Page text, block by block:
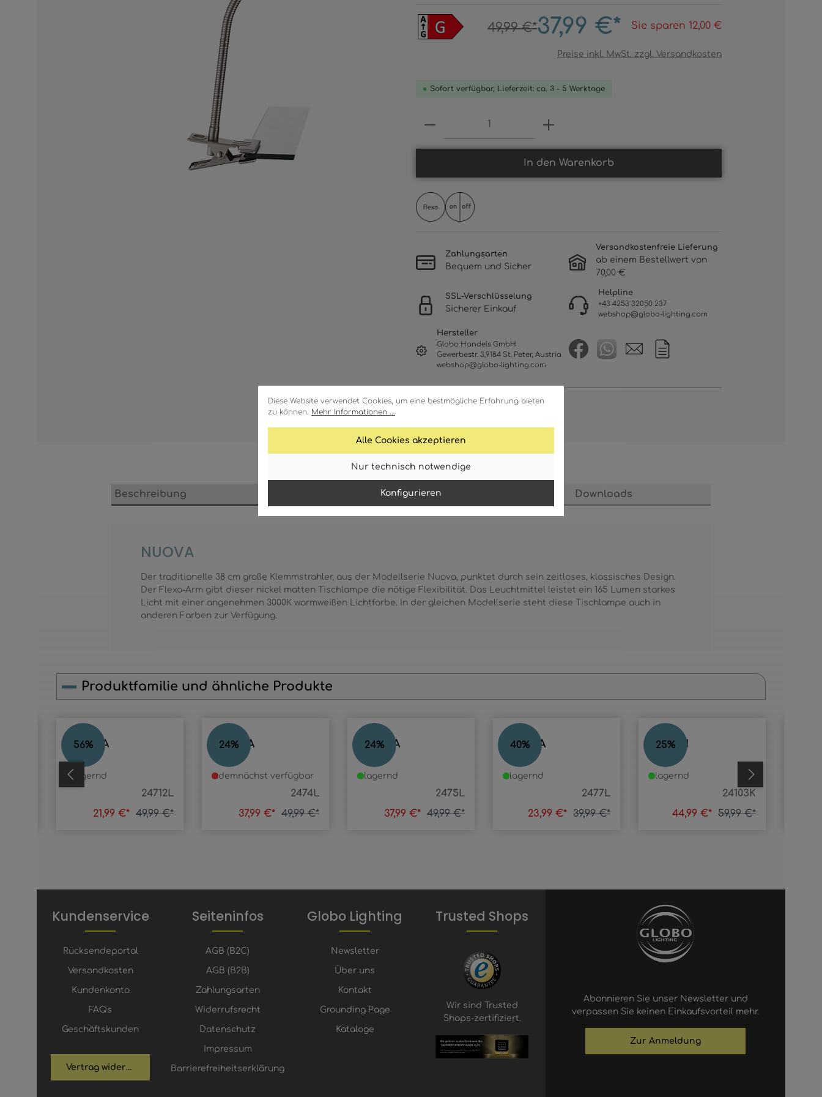
Diese Website verwendet Cookies, um eine bestmögliche Erfahrung bieten
zu können. Mehr Informationen ...
Alle Cookies akzeptieren
Nur technisch notwendige
Konfigurieren
49,99 €*37,99 €* Sie sparen 12,00 €
Preise inkl. MwSt. zzgl. Versandkosten
Sofort verfügbar, Lieferzeit: ca. 3 - 5 Werktage
Produkt Anzahl: Gib den gewünschten Wert ein
In den Warenkorb
Zahlungsarten
Bequem und Sicher
Versandkostenfreie Lieferung
ab einem Bestellwert von
70,00 €
SSL-Verschlüsselung
Sicherer Einkauf
Helpline
+43 4253 32050 237
webshop@globo-lighting.com
Hersteller
Globo Handels GmbH
Gewerbestr. 3,9184 St. Peter, Austria
webshop@globo-lighting.com
Beschreibung Technische Daten Downloads
NUOVA
Der traditionelle 38 cm große Klemmstrahler, aus der Modellserie Nuova, punktet durch sein zeitloses, klassisches Design.
Der Flexo-Arm gibt dieser nickel matten Tischlampe die nötige Flexibilität. Das Leuchtmittel leistet ein 165 Lumen starkes
Licht mit einer angenehmen 3000K warmweißen Lichtfarbe. In der gleichen Modellserie steht diese Tischlampe auch in
anderen Farben zur Verfügung.
Produktfamilie und ähnliche Produkte
Produktgalerie überspringen
56%
NUOVA
24712L
lagernd
21,99 €* 49,99 €*
24%
NUOVA
2474L
demnächst verfügbar
37,99 €* 49,99 €*
24%
NUOVA
2475L
lagernd
37,99 €* 49,99 €*
40%
NUOVA
2477L
lagernd
23,99 €* 39,99 €*
25%
PEGASI
24103K
lagernd
44,99 €* 59,99 €*
Kundenservice
Rücksendeportal
Versandkosten
Kundenkonto
FAQs
Geschäftskunden
Vertrag widerrufen
Seiteninfos
AGB (B2C)
AGB (B2B)
Zahlungsarten
Widerrufsrecht
Datenschutz
Impressum
Barrierefreiheitserklärung
Globo Lighting
Newsletter
Über uns
Kontakt
Grounding Page
Kataloge
Trusted Shops
Wir sind Trusted
Shops-zertifiziert.
Abonnieren Sie unser Newsletter und
verpassen Sie keinen Einkaufsvorteil mehr.
Zur Anmeldung